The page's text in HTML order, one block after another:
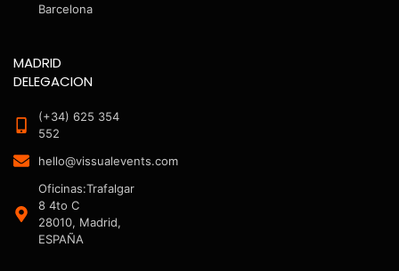
Barcelona
MADRID
DELEGACION
(+34) 625 354
552
hello@vissualevents.com
Oficinas:Trafalgar
8 4to C
28010, Madrid,
ESPAÑA